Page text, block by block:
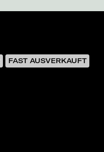
FAST AUSVERKAUFT